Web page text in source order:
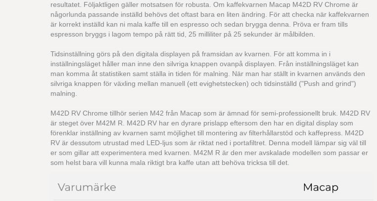
resultatet. Följaktligen gäller motsatsen för robusta. Om kaffekvarnen Macap M42D RV Chrome är
någorlunda passande inställd behövs det oftast bara en liten ändring. För att checka när kaffekvarnen
är korrekt inställd kan ni mala kaffe till en espresso och sedan brygga denna. Pröva er fram tills
espresson bryggs i lagom tempo på rätt tid, 25 milliliter på 25 sekunder är målbilden.
Tidsinställning görs på den digitala displayen på framsidan av kvarnen. För att komma in i
inställningsläget håller man inne den silvriga knappen ovanpå displayen. Från inställningsläget kan
man komma åt statistiken samt ställa in tiden för malning. När man har ställt in kvarnen används den
silvriga knappen för växling mellan manuell (ett evighetstecken) och tidsinställd ("Push and grind")
malning.
M42D RV Chrome tillhör serien M42 från Macap som är ämnad för semi-professionellt bruk. M42D RV
är steget över M42M R. M42D RV har en dyrare prislapp eftersom den har en digital display som
förenklar inställning av kvarnen samt möjlighet till montering av filterhållarstöd och kaffepress. M42D
RV är dessutom utrustad med LED-ljus som är riktat ned i portafiltret. Denna modell lämpar sig väl till
er som gillar att experimentera med kvarnen. M42M R är den mer avskalade modellen som passar er
som helst bara vill kunna mala riktigt bra kaffe utan att behöva tricksa till det.